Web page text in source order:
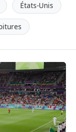
États-Unis